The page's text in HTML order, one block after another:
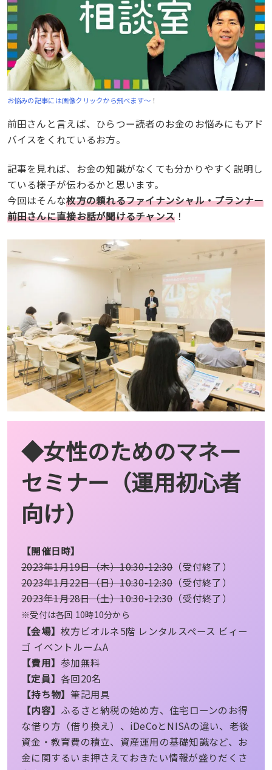
お悩みの記事には画像クリックから飛べます〜 ！
前田さんと言えば、ひらつー読者のお金のお悩みにもアド
バイスをくれているお方。
記事を見れば、お金の知識がなくても分かりやすく説明し
ている様子が伝わるかと思います。
今回はそんな枚方の頼れるファイナンシャル・プランナー
前田さんに直接お話が聞けるチャンス ！
◆女性のためのマネー
セミナー（運用初心者
向け）
【開催日時】
2023年1月19日（木）10:30-12:30（受付終了）
2023年1月22日（日）10:30-12:30（受付終了）
2023年1月28日（土）10:30-12:30（受付終了）
※受付は各回 10時10分から
【会場】枚方ビオルネ5階 レンタルスペース ビィー
ゴ イベントルームA
【費用】参加無料
【定員】 各回20名
【持ち物】筆記用具
【内容】 ふるさと納税の始め方、住宅ローンのお得
な借り方（借り換え）、iDeCoとNISAの違い、老後
資金・教育費の積立、資産運用の基礎知識など、お
金に関するいま押さえておきたい情報が盛りだくさ